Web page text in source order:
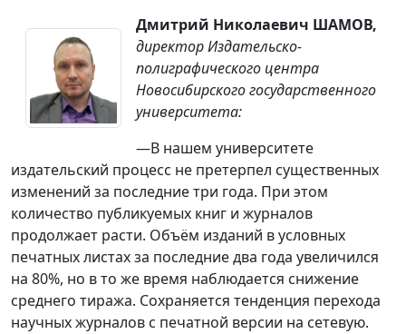
Дмитрий Николаевич ШАМОВ,
директор Издательско-
полиграфического центра
Новосибирского государственного
университета:
—В нашем университете
издательский процесс не претерпел существенных
изменений за последние три года. При этом
количество публикуемых книг и журналов
продолжает расти. Объём изданий в условных
печатных листах за последние два года увеличился
на 80%, но в то же время наблюдается снижение
среднего тиража. Сохраняется тенденция перехода
научных журналов с печатной версии на сетевую.